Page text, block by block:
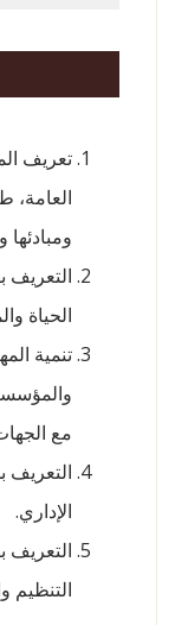
تعريف
العامة،
ومبادئها
التعريف
الحياة
تنمية
مع
التعريف
الإداري.
التعريف
التنظيم